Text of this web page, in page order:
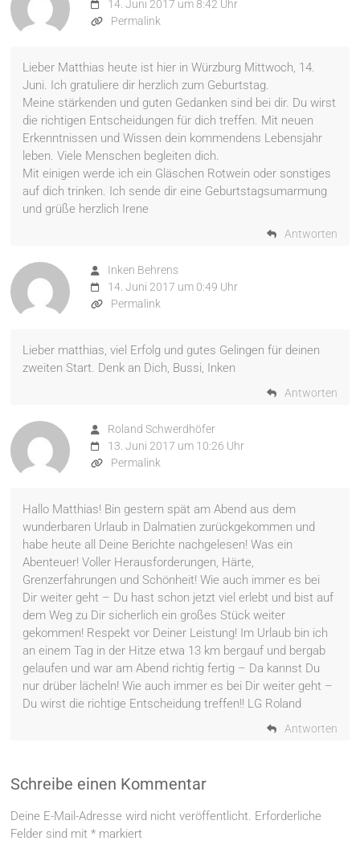
14. Juni 2017 um 8:42 Uhr
Permalink
Lieber Matthias heute ist hier in Würzburg Mittwoch, 14.
Juni. Ich gratuliere dir herzlich zum Geburtstag.
Meine stärkenden und guten Gedanken sind bei dir. Du wirst
die richtigen Entscheidungen für dich treffen. Mit neuen
Erkenntnissen und Wissen dein kommendens Lebensjahr
leben. Viele Menschen begleiten dich.
Mit einigen werde ich ein Gläschen Rotwein oder sonstiges
auf dich trinken. Ich sende dir eine Geburtstagsumarmung
und grüße herzlich Irene
Antworten
Inken Behrens
14. Juni 2017 um 0:49 Uhr
Permalink
Lieber matthias, viel Erfolg und gutes Gelingen für deinen
zweiten Start. Denk an Dich, Bussi, Inken
Antworten
Roland Schwerdhöfer
13. Juni 2017 um 10:26 Uhr
Permalink
Hallo Matthias! Bin gestern spät am Abend aus dem
wunderbaren Urlaub in Dalmatien zurückgekommen und
habe heute all Deine Berichte nachgelesen! Was ein
Abenteuer! Voller Herausforderungen, Härte,
Grenzerfahrungen und Schönheit! Wie auch immer es bei
Dir weiter geht – Du hast schon jetzt viel erlebt und bist auf
dem Weg zu Dir sicherlich ein großes Stück weiter
gekommen! Respekt vor Deiner Leistung! Im Urlaub bin ich
an einem Tag in der Hitze etwa 13 km bergauf und bergab
gelaufen und war am Abend richtig fertig – Da kannst Du
nur drüber lächeln! Wie auch immer es bei Dir weiter geht –
Du wirst die richtige Entscheidung treffen!! LG Roland
Antworten
Schreibe einen Kommentar
Deine E-Mail-Adresse wird nicht veröffentlicht. Erforderliche
Felder sind mit* markiert